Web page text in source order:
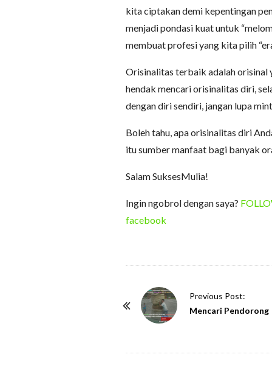
kita ciptakan demi kepentingan
menjadi pondasi kuat untuk
membuat profesi yang kita pilih
Orisinalitas terbaik adalah orisinal
hendak mencari orisinalitas diri,
dengan diri sendiri, jangan lupa
Boleh tahu, apa orisinalitas diri
itu sumber manfaat bagi banyak
Salam SuksesMulia!
Ingin ngobrol dengan saya?
facebook
Previous Post:
Mencari Pendorong